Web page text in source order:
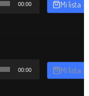
00:00 Mi lista
00:00 Mi lista